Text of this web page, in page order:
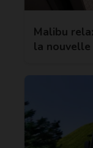
Malibu
la nouvelle